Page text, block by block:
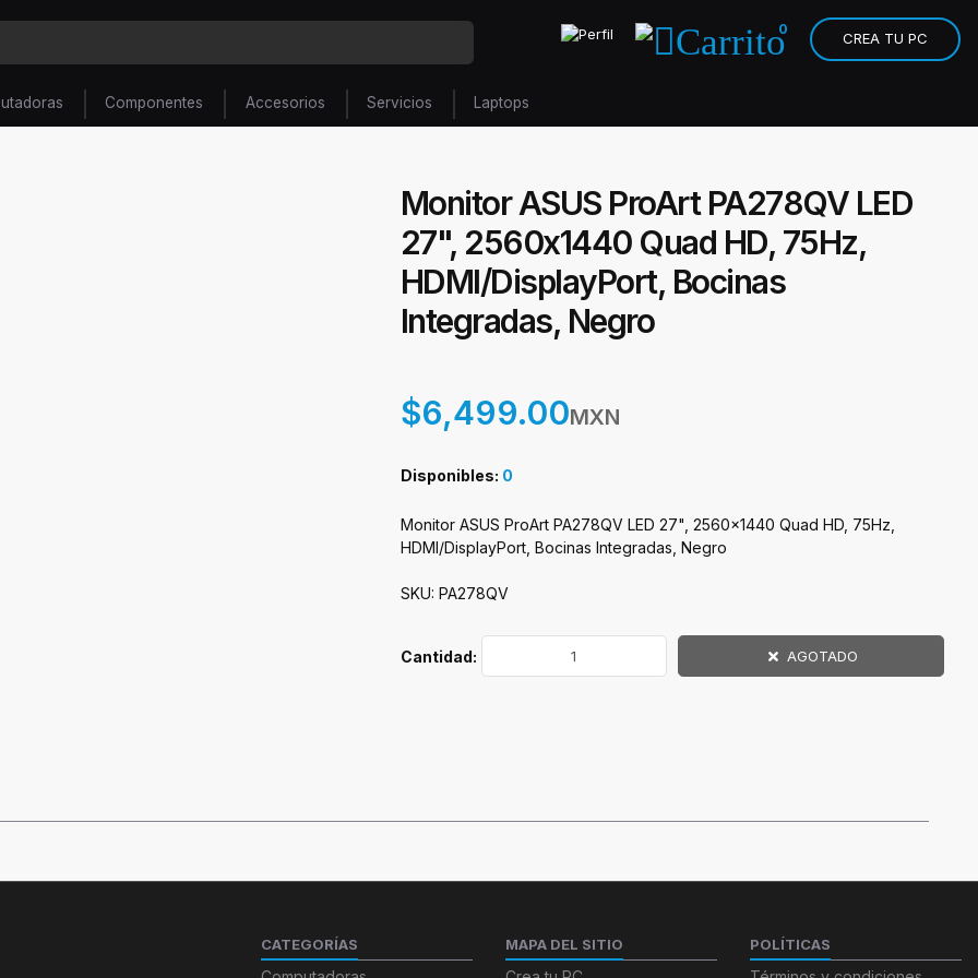
0
CREA TU PC
Componentes Accesorios Servicios Laptops
Monitor ASUS ProArt PA278QV LED
27", 2560x1440 Quad HD, 75Hz,
HDMI/DisplayPort, Bocinas
Integradas, Negro
$6,499.00MXN
Disponibles: 0
Monitor ASUS ProArt PA278QV LED 27", 2560x1440 Quad HD, 75Hz,
HDMI/DisplayPort, Bocinas Integradas, Negro
SKU: PA278QV
Cantidad: AGOTADO
CATEGORÍAS MAPA DEL SITIO POLÍTICAS